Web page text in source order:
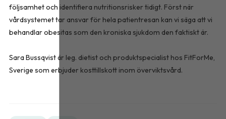
följsamhet och identifiera nutritionsrisker tidigt. Först när
vårdsystemet tar ansvar för hela patientresan kan vi säga att vi
behandlar obesitas som den kroniska sjukdom den faktiskt är.
Sara Bussqvist är leg. dietist och produktspecialist hos FitForMe,
Sverige som erbjuder kosttillskott inom överviktsvård.